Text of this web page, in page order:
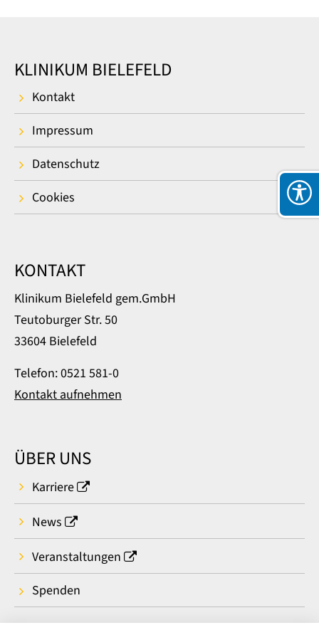
KLINIKUM BIELEFELD
Kontakt
Impressum
Datenschutz
Cookies
KONTAKT
Klinikum Bielefeld gem.GmbH
Teutoburger Str. 50
33604 Bielefeld
Telefon: 0521 581-0
Kontakt aufnehmen
ÜBER UNS
Karriere
News
Veranstaltungen
Spenden